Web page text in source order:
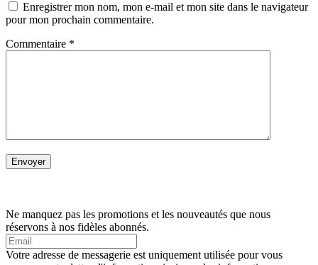
Enregistrer mon nom, mon e-mail et mon site dans le navigateur
pour mon prochain commentaire.
Commentaire *
Ne manquez pas les promotions et les nouveautés que nous
réservons à nos fidèles abonnés.
Votre adresse de messagerie est uniquement utilisée pour vous